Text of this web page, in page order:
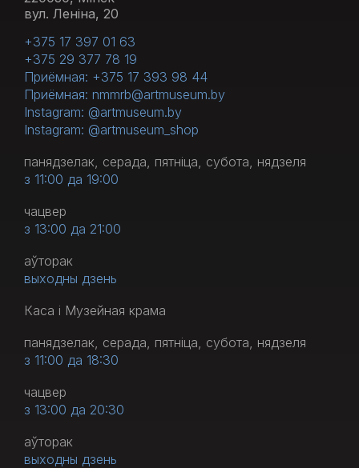
вул. Леніна, 20
+375 17 397 01 63
+375 29 377 78 19
Приёмная: +375 17 393 98 44
Приёмная: nmmrb@artmuseum.by
Instagram: @artmuseum.by
Instagram: @artmuseum_shop
панядзелак, серада, пятніца, субота, нядзеля
з 11:00 да 19:00
чацвер
з 13:00 да 21:00
аўторак
выходны дзень
Каса і Музейная крама
панядзелак, серада, пятніца, субота, нядзеля
з 11:00 да 18:30
чацвер
з 13:00 да 20:30
аўторак
выходны дзень